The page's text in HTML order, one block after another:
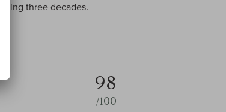
three decades.
98
/100